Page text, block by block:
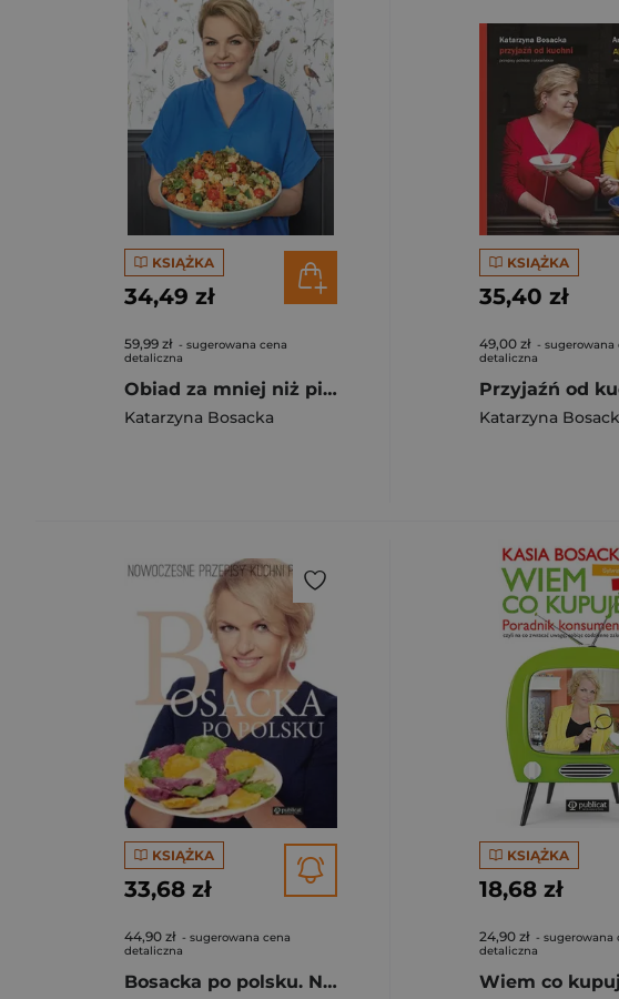
KSIĄŻKA
34,49 zł
59,99 zł - sugerowana cena
detaliczna
Obiad za mniej niż pięć złotych na osobę
Katarzyna Bosacka
KSIĄŻKA
35,40 zł
49,00 zł - sugerowana
detaliczna
Przyjaźń od
Katarzyna
KSIĄŻKA
33,68 zł
44,90 zł - sugerowana cena
detaliczna
Bosacka po polsku. Nowoczesne przepisy kuchni polskiej
KSIĄŻKA
18,68 zł
24,90 zł - sugerowana
detaliczna